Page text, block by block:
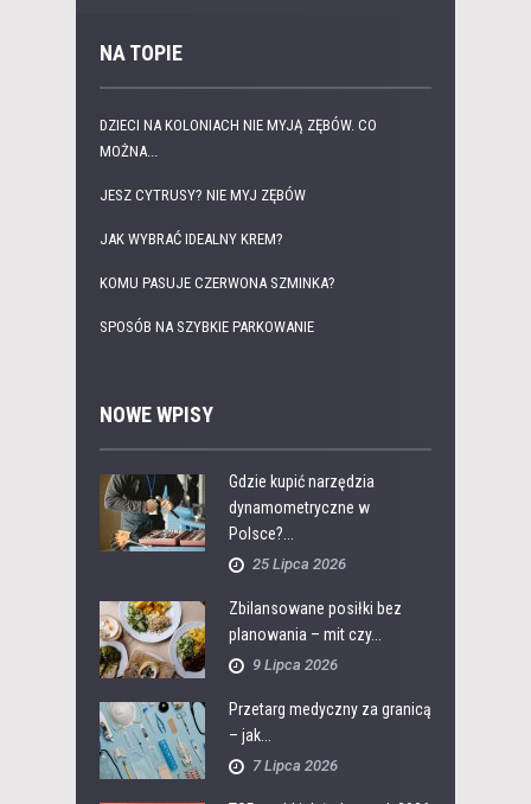
NA TOPIE
DZIECI NA KOLONIACH NIE MYJĄ ZĘBÓW. CO
MOŻNA...
JESZ CYTRUSY? NIE MYJ ZĘBÓW
JAK WYBRAĆ IDEALNY KREM?
KOMU PASUJE CZERWONA SZMINKA?
SPOSÓB NA SZYBKIE PARKOWANIE
NOWE WPISY
Gdzie kupić narzędzia
dynamometryczne w
Polsce?...
25 Lipca 2026
Zbilansowane posiłki bez
planowania – mit czy...
9 Lipca 2026
Przetarg medyczny za granicą
– jak...
7 Lipca 2026